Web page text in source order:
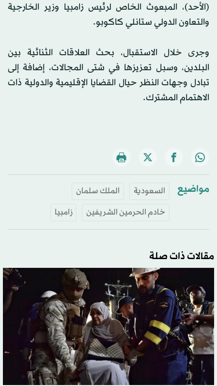
(الأحد)، المبعوث الخاص لرئيس زامبيا وزير الخارجية
والتعاون الدولي ستانلي كاكوبو.
وجرى خلال الاستقبال، بحث العلاقات الثنائية بين
البلدين، وسبل تعزيزها في شتى المجالات، إضافة إلى
تبادل وجهات النظر حيال القضايا الإقليمية والدولية ذات
الاهتمام المشترك.
مواضيع السعودية
الملك سلمان
خادم الحرمين الشريفين
زامبيا
مقالات ذات صلة